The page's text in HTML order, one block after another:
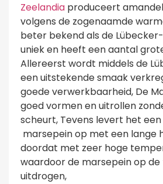
Zeelandia produceert
volgens de zogenaamde
beter bekend als de
uniek en heeft een aantal
Allereerst wordt middels de
een uitstekende smaak
goede verwerkbaarheid, De
goed vormen en uitrollen
scheurt, Tevens levert het
marsepein op met een lange
doordat met zeer hoge
waardoor de marsepein op
uitdrogen,